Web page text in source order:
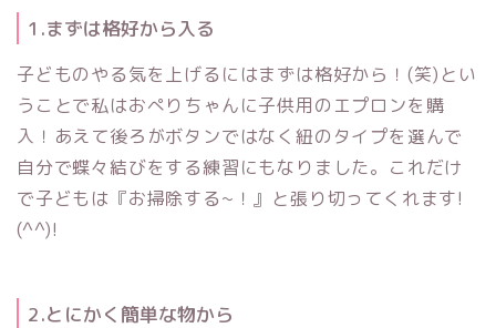
1.まずは格好から入る
子どものやる気を上げるにはまずは格好から！(笑)とい
うことで私はおぺりちゃんに子供用のエプロンを購
入！あえて後ろがボタンではなく紐のタイプを選んで
自分で蝶々結びをする練習にもなりました。これだけ
で子どもは『お掃除する~！』と張り切ってくれます!
(^^)!
2.とにかく簡単な物から